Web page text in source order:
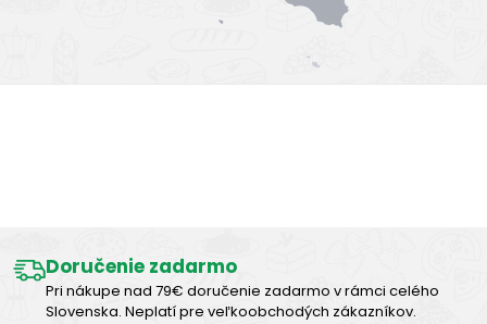
Doručenie zadarmo
Pri nákupe nad 79€ doručenie zadarmo v rámci celého
Slovenska. Neplatí pre veľkoobchodých zákazníkov.